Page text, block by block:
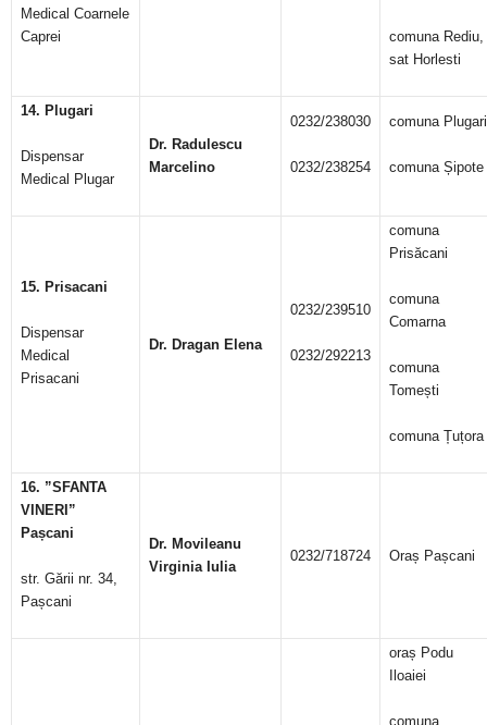
Medical Coarnele
Caprei
comuna Rediu,
sat Horlesti
14. Plugari
Dispensar
Medical Plugar
Dr. Radulescu
Marcelino
0232/238030
0232/238254
comuna Plugari
comuna Șipote
15. Prisacani
Dispensar
Medical
Prisacani
Dr. Dragan Elena
0232/239510
0232/292213
comuna
Prisăcani
comuna
Comarna
comuna
Tomești
comuna Țuțora
16. ”SFANTA
VINERI”
Pașcani
str. Gării nr. 34,
Pașcani
Dr. Movileanu
Virginia Iulia
0232/718724 Oraș Pașcani
oraș Podu
Iloaiei
comuna